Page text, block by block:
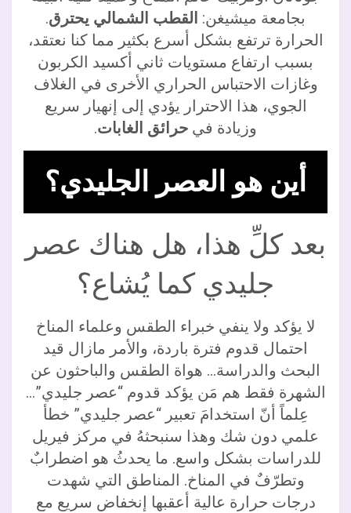
بجامعة ميشيغن: القطب الشمالي يحترق.
الحرارة ترتفع بشكل أسرع بكثير مما كنا نعتقد،
بسبب ارتفاع مستويات ثاني أكسيد الكربون
وغازات الاحتباس الحراري الأخرى في الغلاف
الجوي، هذا الاحترار يؤدي إلى إنهيار سريع
وزيادة في حرائق الغابات.
أين هو العصر الجليدي؟
بعد كلِّ هذا، هل هناك عصر
جليدي كما يُشاع؟
لا يؤكد ولا ينفي خبراء الطقس وعلماء المناخ
احتمال قدوم فترة باردة، والأمر مازال قيد
البحث والدراسة… هواة الطقس والباحثون عن
الشهرة فقط هم مَن يؤكد قدوم “عصر جليدي”…
عِلماً أنّ استخدامَ تعبير “عصر جليدي” خطأ
علمي دون شك وهذا سنبحثهُ في مركز فيريل
للدراسات بشكل واسع. ما يحدثُ هو اضطرابٌ
وتطرّفٌ في المناخ. المناطق التي شهدت
درجات حرارة عالية أعقبها إنخفاض سريع مع